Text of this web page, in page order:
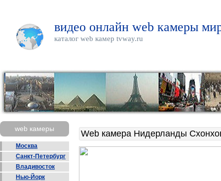
видео онлайн web камеры
каталог web камер tvway.ru
web камеры
Москва
Санкт-Петербург
Владивосток
Нью-Йорк
Web камера Нидерланды